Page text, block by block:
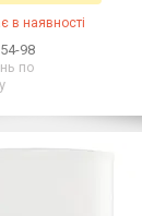
в наявності
98
по